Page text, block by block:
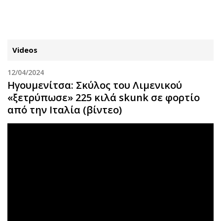
ΚΑΤΗΓΟΡΙΕΣ ΣΥΝΔΕΣΗ
Κύπρος
Παιδεία
Απόψεις
Videos
12/04/2024
Ηγουμενίτσα: Σκύλος του Λιμενικού
«ξετρύπωσε» 225 κιλά skunk σε φορτίο
από την Ιταλία (βίντεο)